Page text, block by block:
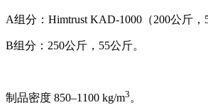
A组分：Himtrust KAD-1000（200公斤，
B组分：250公斤，55公斤。
制品密度 850–1100 kg/m3 。